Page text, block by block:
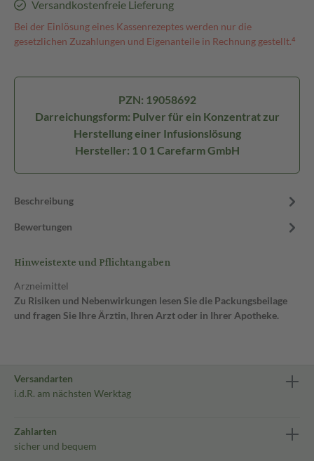
Versandkostenfreie Lieferung
Bei der Einlösung eines Kassenrezeptes werden nur die
gesetzlichen Zuzahlungen und Eigenanteile in Rechnung gestellt.⁴
PZN: 19058692
Darreichungsform: Pulver für ein Konzentrat zur
Herstellung einer Infusionslösung
Hersteller: 1 0 1 Carefarm GmbH
Beschreibung
Bewertungen
Hinweistexte und Pflichtangaben
Arzneimittel
Zu Risiken und Nebenwirkungen lesen Sie die Packungsbeilage
und fragen Sie Ihre Ärztin, Ihren Arzt oder in Ihrer Apotheke.
Versandarten
i.d.R. am nächsten Werktag
Zahlarten
sicher und bequem